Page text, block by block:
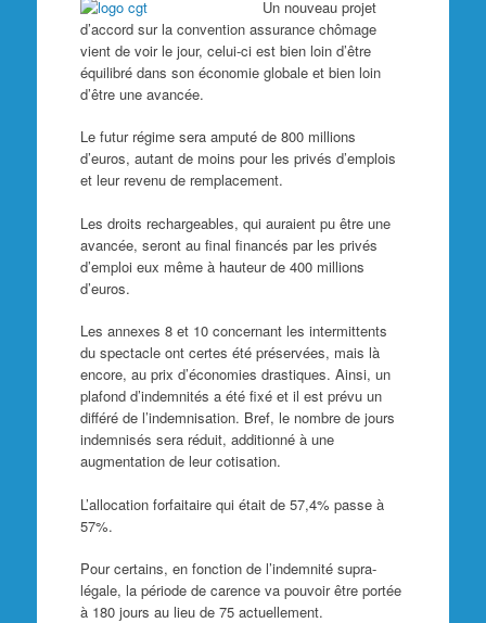
Un nouveau projet
d’accord sur la convention assurance chômage
vient de voir le jour, celui-ci est bien loin d’être
équilibré dans son économie globale et bien loin
d’être une avancée.
Le futur régime sera amputé de 800 millions
d’euros, autant de moins pour les privés d’emplois
et leur revenu de remplacement.
Les droits rechargeables, qui auraient pu être une
avancée, seront au final financés par les privés
d’emploi eux même à hauteur de 400 millions
d’euros.
Les annexes 8 et 10 concernant les intermittents
du spectacle ont certes été préservées, mais là
encore, au prix d’économies drastiques. Ainsi, un
plafond d’indemnités a été fixé et il est prévu un
différé de l’indemnisation. Bref, le nombre de jours
indemnisés sera réduit, additionné à une
augmentation de leur cotisation.
L’allocation forfaitaire qui était de 57,4% passe à
57%.
Pour certains, en fonction de l’indemnité supra-
légale, la période de carence va pouvoir être portée
à 180 jours au lieu de 75 actuellement.